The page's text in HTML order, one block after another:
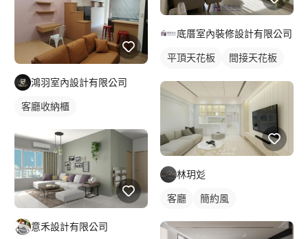
鴻羽室內設計有限公司
客廳收納櫃
意禾設計有限公司
底厝室內裝修設計有限公司
平頂天花板
間接天花板
窗簾盒
客廳
鄉村風
全室照明設計
客廳燈光設計
林玥彣
客廳 簡約風